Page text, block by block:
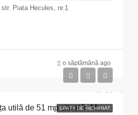
Piata Hecules, nr.1
o săptămână ago
SPAȚII DE ÎNCHIRIAT
Spațiu cu suprafața utilă de 51 mp situat în Municipiul Pitești, str. Nicolae Bălcescu nr. 163, bloc D2, județul Argeș